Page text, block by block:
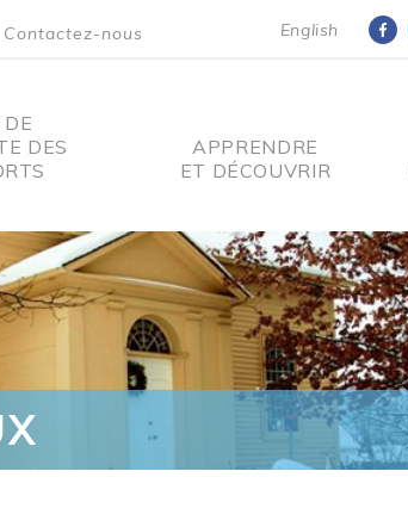
English
Contactez-nous
DES
APPRENDRE
ET DÉCOUVRIR